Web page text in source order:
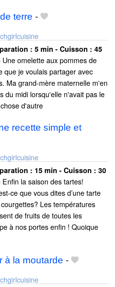
terre -
: 5 min - Cuisson : 45
Une omelette aux pommes de
que je voulais partager avec
Ma grand-mère maternelle m'en
du midi lorsqu'elle n'avait pas le
d'autre
recette simple et
: 15 min - Cuisson : 30
Enfin la saison des tartes!
ce que vous dites d’une tarte
Les températures
de fruits de toutes les
à nos portes enfin ! Quoique
à la moutarde -